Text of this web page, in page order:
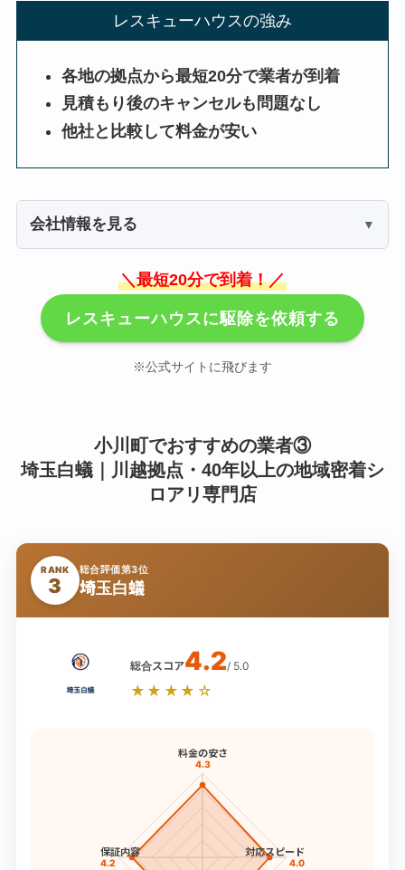
レスキューハウスの強み
各地の拠点から最短20分で業者が到着
見積もり後のキャンセルも問題なし
他社と比較して料金が安い
会社情報を見る
＼最短20分で到着！／
レスキューハウスに駆除を依頼する
※公式サイトに飛びます
小川町でおすすめの業者③
埼玉白蟻｜川越拠点・40年以上の地域密着シ
ロアリ専門店
RANK
3
総合評価第3位
埼玉白蟻
総合スコア4.2/ 5.0
★★★★☆
料金の安さ
4.3
対応スピード
4.0
保証内容
4.2